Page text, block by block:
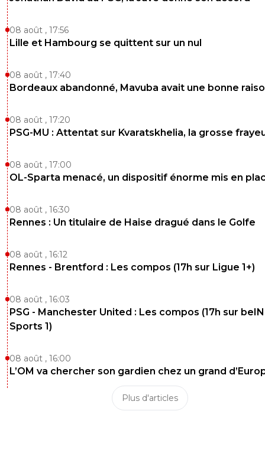
08 août , 17:56
Lille et Hambourg se quittent sur un nul
08 août , 17:40
Bordeaux abandonné, Mavuba avait une bonne
08 août , 17:20
PSG-MU : Attentat sur Kvaratskhelia, la grosse
08 août , 17:00
OL-Sparta menacé, un dispositif énorme mis en
08 août , 16:30
Rennes : Un titulaire de Haise dragué dans le Golfe
08 août , 16:12
Rennes - Brentford : Les compos (17h sur Ligue 1+)
08 août , 16:03
PSG - Manchester United : Les compos (17h sur beIN
Sports 1)
08 août , 16:00
L’OM va chercher son gardien chez un grand
Plus d'articles